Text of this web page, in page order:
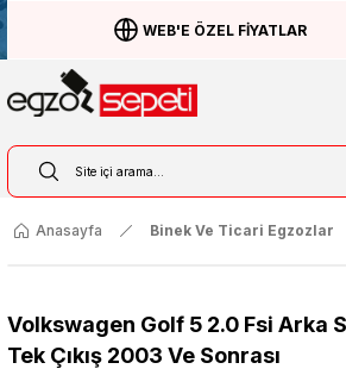
WEB'E ÖZEL FİYATLAR
Anasayfa Binek Ve Ticari Egzozlar
Volkswagen Golf 5 2.0 Fsi Arka
Tek Çıkış 2003 Ve Sonrası